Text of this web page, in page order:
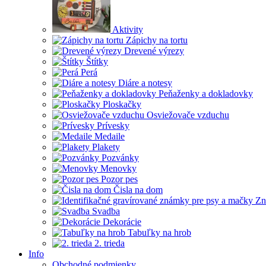
Aktivity
Zápichy na tortu
Drevené výrezy
Štítky
Perá
Diáre a notesy
Peňaženky a dokladovky
Ploskačky
Osviežovače vzduchu
Prívesky
Medaile
Plakety
Pozvánky
Menovky
Pozor pes
Čisla na dom
Svadba
Dekorácie
Tabuľky na hrob
2. trieda
Info